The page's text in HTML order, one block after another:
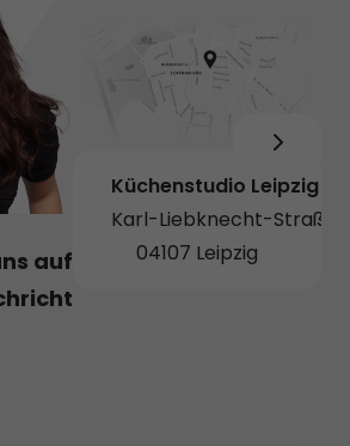
auf
Küchenstudio Leipzig
Karl-Liebknecht-Straße
04107 Leipzig